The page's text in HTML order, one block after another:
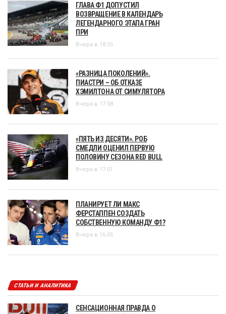
ГЛАВА Ф1 ДОПУСТИЛ
ВОЗВРАЩЕНИЕ В КАЛЕНДАРЬ
ЛЕГЕНДАРНОГО ЭТАПА ГРАН
ПРИ
Вчера в 18:55
«РАЗНИЦА ПОКОЛЕНИЙ».
ПИАСТРИ – ОБ ОТКАЗЕ
ХЭМИЛТОНА ОТ СИМУЛЯТОРА
Вчера в 17:58
«ПЯТЬ ИЗ ДЕСЯТИ». РОБ
СМЕДЛИ ОЦЕНИЛ ПЕРВУЮ
ПОЛОВИНУ СЕЗОНА RED BULL
Вчера в 17:01
ПЛАНИРУЕТ ЛИ МАКС
ФЕРСТАППЕН СОЗДАТЬ
СОБСТВЕННУЮ КОМАНДУ Ф1?
Вчера в 16:05
СТАТЬИ И АНАЛИТИКА
СЕНСАЦИОННАЯ ПРАВДА О